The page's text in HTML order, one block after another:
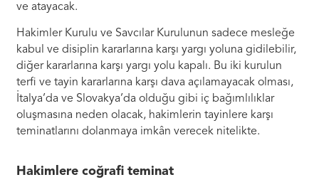
ve atayacak.
Hakimler Kurulu ve Savcılar Kurulunun sadece mesleğe
kabul ve disiplin kararlarına karşı yargı yoluna gidilebilir,
diğer kararlarına karşı yargı yolu kapalı. Bu iki kurulun
terfi ve tayin kararlarına karşı dava açılamayacak olması,
İtalya’da ve Slovakya’da olduğu gibi iç bağımlılıklar
oluşmasına neden olacak, hakimlerin tayinlere karşı
teminatlarını dolanmaya imkân verecek nitelikte.
Hakimlere coğrafi teminat